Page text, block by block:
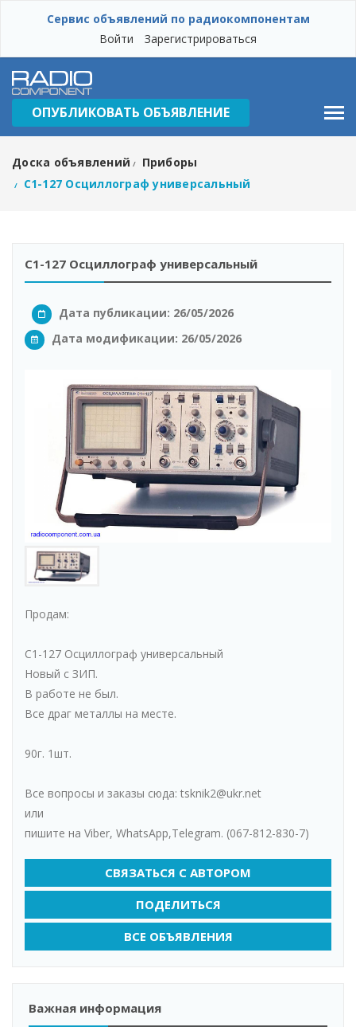
Сервис объявлений по радиокомпонентам
Войти
Зарегистрироваться
ОПУБЛИКОВАТЬ ОБЪЯВЛЕНИЕ
Доска объявлений / Приборы
/ С1-127 Осциллограф универсальный
С1-127 Осциллограф универсальный
Дата публикации: 26/05/2026
Дата модификации: 26/05/2026
Продам:
С1-127 Осциллограф универсальный
Новый с ЗИП.
В работе не был.
Все драг металлы на месте.
90г. 1шт.
Все вопросы и заказы сюда: tsknik2@ukr.net
или
пишите на Viber, WhatsАpp,Telegram. (067-812-830-7)
СВЯЗАТЬСЯ С АВТОРОМ
ПОДЕЛИТЬСЯ
ВСЕ ОБЪЯВЛЕНИЯ
Важная информация